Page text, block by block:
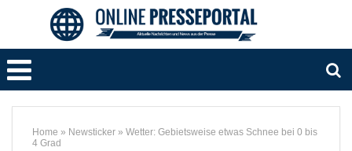
Home » Newsticker » Wetter: Gebietsweise etwas Schnee bei 0 bis
4 Grad